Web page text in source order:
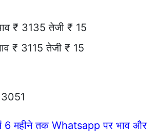
₹ 3135 तेजी ₹ 15
₹ 3115 तेजी ₹ 15
6 महीने तक Whatsapp पर भाव और